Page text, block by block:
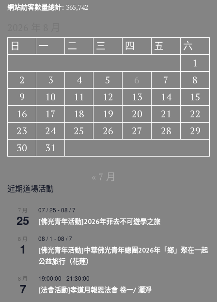
網站訪客數量總計: 365,742
日
一 二 三 四 五
六
1
2
3 4 5 6 7
8
9
10 11 12 13 14
15
16
17 18 19 20 21
22
23
24 25 26 27 28
29
30
31
« 7 月
近期道場活動
7 月
25
07 / 25 -08 / 7
[佛光青年活動]2026年菲去不可遊學之旅
8 月
1
08 / 1 -08 / 7
[佛光青年活動]中華佛光青年總團2026年「鄉」聚在一起
公益旅行（花蓮）
8 月
7
19:00:00 -21:30:00
[法會活動]孝道月報恩法會 卷一/ 灑淨